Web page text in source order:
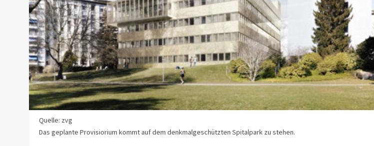
Quelle: zvg
Das geplante Provisiorium kommt auf dem denkmalgeschützten Spitalpark zu stehen.